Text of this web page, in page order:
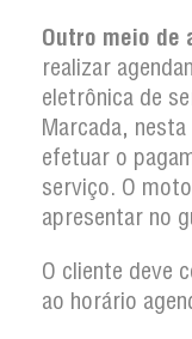
Outro meio de
realizar
eletrônica de
Marcada,
efetuar o
serviço. O
apresentar no
O cliente deve
ao horário